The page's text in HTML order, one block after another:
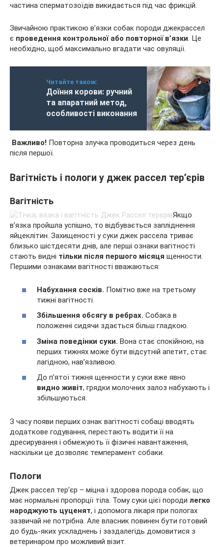
частина сперматозоїдів викидається під час фрикцій.
Звичайною практикою в’язки собак породи джекрассел
є проведення контрольної або повторної в’язки. Це
необхідно, щоб максимально вгадати час овуляції.
Читайте також:
Доїння корови: ручний
та апаратний метод,
особливості виконання
Важливо! Повторна злучка проводиться через день
після першої.
Вагітність і пологи у джек рассел тер’єрів
Вагітність
Якщо
в’язка пройшла успішно, то відбувається запліднення
яйцеклітин. Захищеності у суки джек рассела триває
близько шістдесяти днів, але перші ознаки вагітності
стають видні тільки після першого місяця щенности.
Першими ознаками вагітності вважаються:
Набухання сосків. Помітно вже на третьому
тижні вагітності.
Збільшення обсягу в ребрах. Собака в
положенні сидячи здається більш гладкою.
Зміна поведінки суки. Вона стає спокійною, на
перших тижнях може бути відсутній апетит, стає
лагідною, нав’язливою.
До п’ятої тижня щенности у суки вже явно
видно живіт, грядки молочних залоз набухають і
збільшуються.
З часу появи перших ознак вагітності собаці вводять
додаткове годування, перестають водити її на
дресирування і обмежують її фізичні навантаження,
наскільки це дозволяє темперамент собаки.
Пологи
Джек рассел тер’єр – міцна і здорова порода собак, що
має нормальні пропорції тіла. Тому суки цієї породи легко
народжують цуценят, і допомога лікаря при пологах
зазвичай не потрібна. Але власник повинен бути готовий
до будь-яких ускладнень і заздалегідь домовитися з
ветеринаром про можливий візит.